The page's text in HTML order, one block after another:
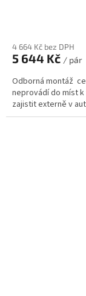
4 664 Kč bez DPH
5 644 Kč / pár
Odborná montáž
neprovádí do míst
zajistit externě v